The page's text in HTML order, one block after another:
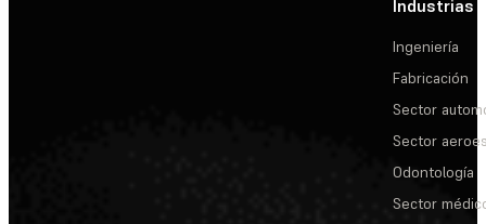
Industrias
Ingeniería
Fabricación
Sector
Sector
Odontología
Sector